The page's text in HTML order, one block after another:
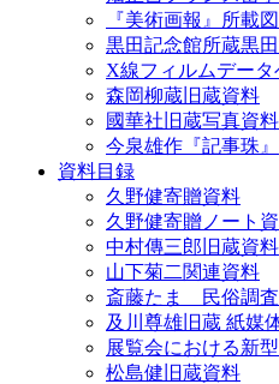
『美術画報』所載
黒田記念館所蔵黒
X線フィルムデータ
森岡柳蔵旧蔵資料
國華社旧蔵写真資
今泉雄作『記事珠』
資料目録
久野健寄贈資料
久野健寄贈ノート
中村傳三郎旧蔵資料
山下菊二関連資料
斎藤たま 民俗調
及川尊雄旧蔵 紙媒
展覧会における新
松島健旧蔵資料